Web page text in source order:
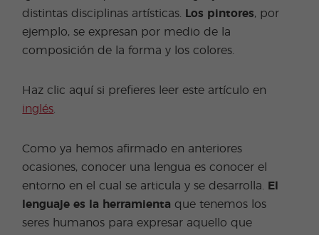
distintas disciplinas artísticas.
Los pintores, por
ejemplo, se expresan por medio de la
composición de la forma y los colores.
Haz clic aquí si prefieres leer este artículo en
inglés
Como ya hemos afirmado en anteriores
ocasiones, conocer una lengua es conocer el
entorno en el cual se articula y se desarrolla.
El
lenguaje es la herramienta que tenemos los
seres humanos para expresar aquello que